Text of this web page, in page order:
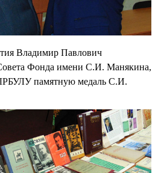
Владимир Павлович
Фонда имени С.И. Манякина,
памятную медаль С.И.